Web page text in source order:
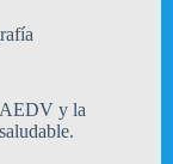
AEDV y la